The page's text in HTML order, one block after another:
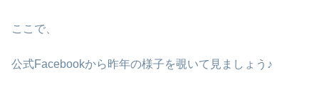
ここで、
公式Facebookから昨年の様子を覗いて見ましょう♪